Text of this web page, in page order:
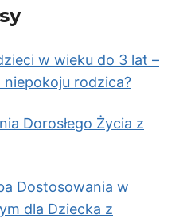
w wieku do 3 lat –
rodzica?
Dorosłego Życia z
Dostosowania w
dla Dziecka z